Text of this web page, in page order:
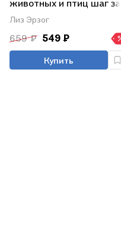
животных и птиц шаг за
шагом: 50 проектов с
подробными
объяснениями и
рисунками + чистые
страницы для рисования
Лиз Эрзог
659 ₽ 549 ₽
Купить